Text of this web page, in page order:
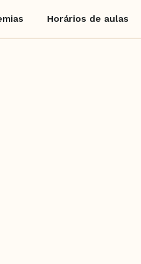
Horários de aulas